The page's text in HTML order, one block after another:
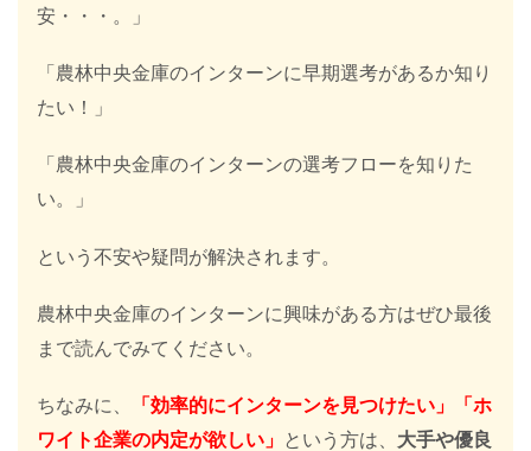
安・・・。」
「農林中央金庫のインターンに早期選考があるか知り
たい！」
「農林中央金庫のインターンの選考フローを知りた
い。」
という不安や疑問が解決されます。
農林中央金庫のインターンに興味がある方はぜひ最後
まで読んでみてください。
ちなみに、
「効率的にインターンを見つけたい」「ホ
ワイト企業の内定が欲しい」 という方は、 大手や優良